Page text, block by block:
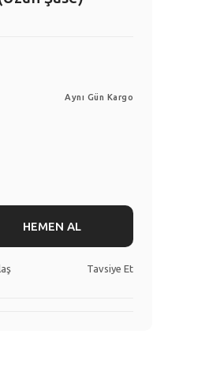
Aynı Gün Kargo
HEMEN AL
Tavsiye Et